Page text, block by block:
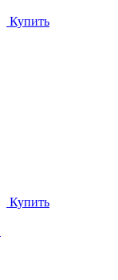
Купить
Купить